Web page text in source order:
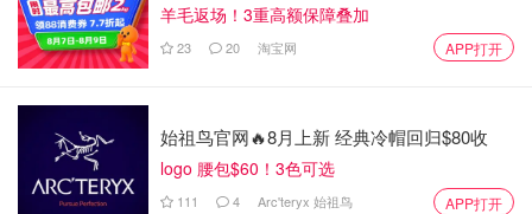
羊毛返场！3重高额保障叠加
23 20 淘宝网 APP打开
始祖鸟官网🔥8月上新 经典冷帽回归$80收
logo 腰包$60！3色可选
111 4 Arc'teryx 始祖鸟 APP打开